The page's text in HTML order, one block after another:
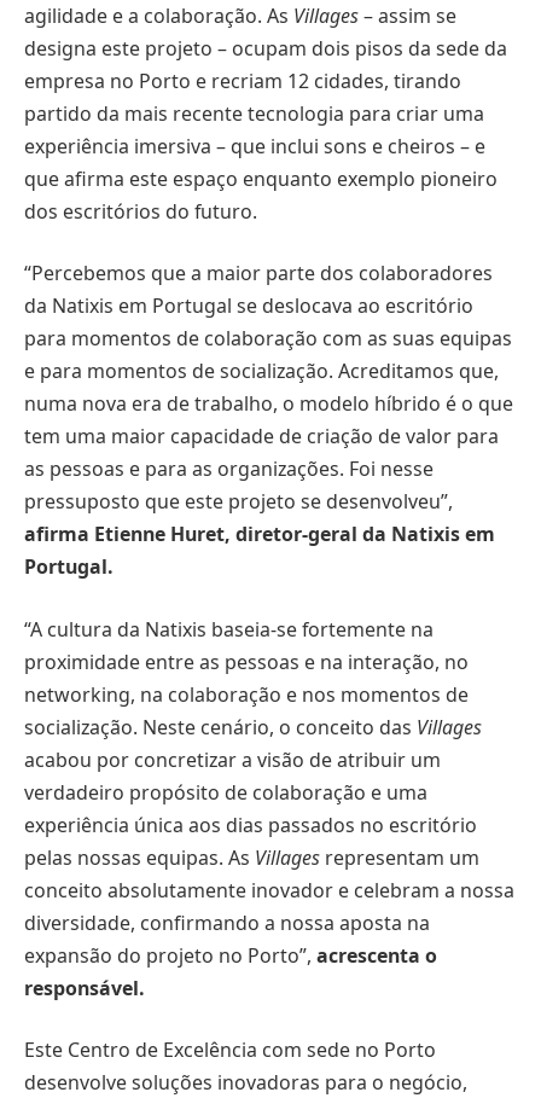
agilidade e a colaboração. As Villages– assim se
designa este projeto – ocupam dois pisos da sede da
empresa no Porto e recriam 12 cidades, tirando
partido da mais recente tecnologia para criar uma
experiência imersiva – que inclui sons e cheiros – e
que afirma este espaço enquanto exemplo pioneiro
dos escritórios do futuro.
“Percebemos que a maior parte dos colaboradores
da Natixis em Portugal se deslocava ao escritório
para momentos de colaboração com as suas equipas
e para momentos de socialização. Acreditamos que,
numa nova era de trabalho, o modelo híbrido é o que
tem uma maior capacidade de criação de valor para
as pessoas e para as organizações. Foi nesse
pressuposto que este projeto se desenvolveu”,
afirma Etienne Huret, diretor-geral da Natixis em
Portugal.
“A cultura da Natixis baseia-se fortemente na
proximidade entre as pessoas e na interação, no
networking, na colaboração e nos momentos de
socialização. Neste cenário, o conceito das Villages
acabou por concretizar a visão de atribuir um
verdadeiro propósito de colaboração e uma
experiência única aos dias passados no escritório
pelas nossas equipas. As Villages representam um
conceito absolutamente inovador e celebram a nossa
diversidade, confirmando a nossa aposta na
expansão do projeto no Porto”, acrescenta o
responsável.
Este Centro de Excelência com sede no Porto
desenvolve soluções inovadoras para o negócio,